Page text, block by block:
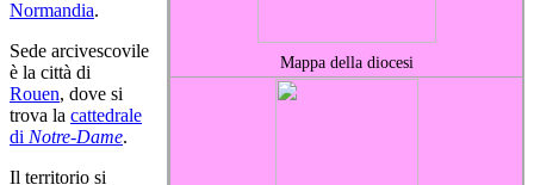
Mappa della diocesi
Normandia.
Sede arcivescovile
è la città di
Rouen, dove si
trova la cattedrale
di Notre-Dame.
Il territorio si